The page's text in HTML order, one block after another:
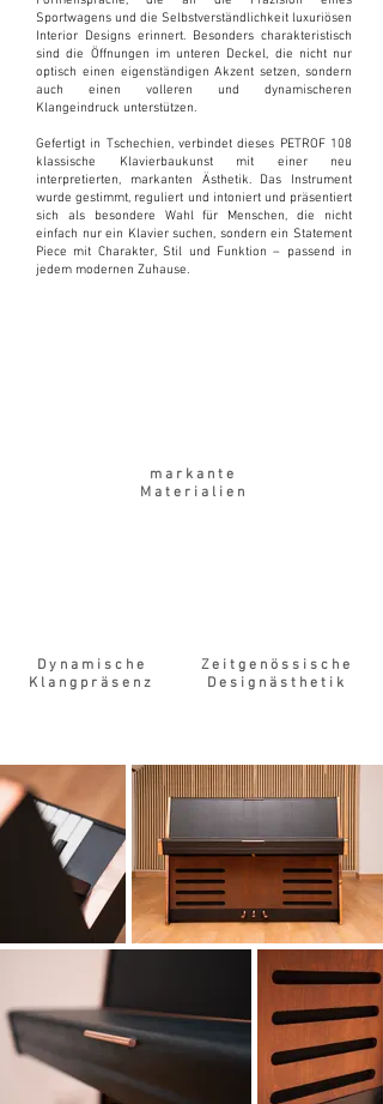
Sportwagens und die Selbstverständlichkeit luxuriösen
Interior Designs erinnert. Besonders charakteristisch
sind die Öffnungen im unteren Deckel, die nicht nur
optisch einen eigenständigen Akzent setzen, sondern
auch einen volleren und dynamischeren
Klangeindruck unterstützen.
Gefertigt in Tschechien, verbindet dieses PETROF 108
klassische Klavierbaukunst mit einer neu
interpretierten, markanten Ästhetik. Das Instrument
wurde gestimmt, reguliert und intoniert und präsentiert
sich als besondere Wahl für Menschen, die nicht
einfach nur ein Klavier suchen, sondern ein Statement
Piece mit Charakter, Stil und Funktion – passend in
jedem modernen Zuhause.
markante
Materialien
Dynamische
Klangpräsenz
Zeitgenössische
Designästhetik